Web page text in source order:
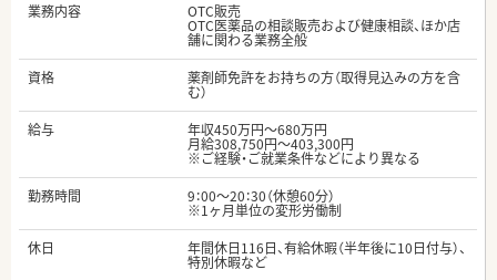
業務内容
OTC販売
OTC医薬品の相談販売および健康相談、ほか店
舗に関わる業務全般
資格
薬剤師免許をお持ちの方（取得見込みの方を含
む）
給与
年収450万円～680万円
月給308,750円～403,300円
※ご経験・ご就業条件などにより異なる
勤務時間
9：00～20：30（休憩60分）
※1ヶ月単位の変形労働制
休日
年間休日116日、有給休暇（半年後に10日付与）、
特別休暇など